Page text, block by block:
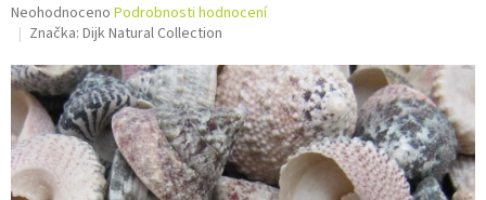
Průměrné
hodnocení
je
0,0
z
5
hvězdiček.
Neohodnoceno Podrobnosti hodnocení
Značka: Dijk Natural Collection